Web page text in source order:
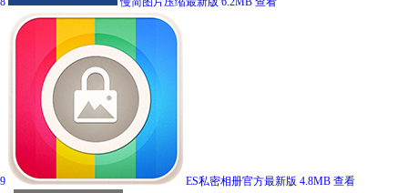
9 ES私密相册官方最新版 4.8MB 查看